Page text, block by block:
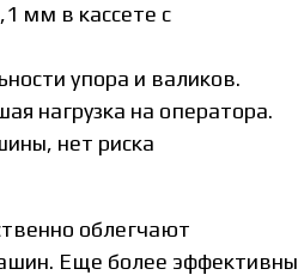
мм в кассете с
упора и валиков.
нагрузка на оператора.
нет риска
облегчают
Еще более эффективны